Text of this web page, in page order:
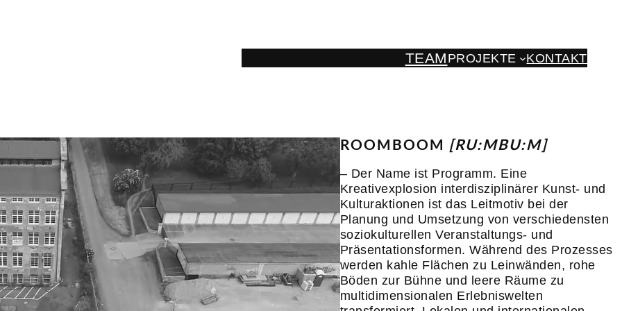
TEAM PROJEKTE KONTAKT
ROOMBOOM [RU:MBU:M]
– Der Name ist Programm. Eine
Kreativexplosion interdisziplinärer Kunst- und
Kulturaktionen ist das Leitmotiv bei der
Planung und Umsetzung von verschiedensten
soziokulturellen Veranstaltungs- und
Präsentationsformen. Während des Prozesses
werden kahle Flächen zu Leinwänden, rohe
Böden zur Bühne und leere Räume zu
multidimensionalen Erlebniswelten